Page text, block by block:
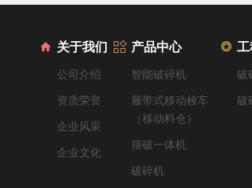
关于我们
公司介绍
资质荣誉
企业风采
企业文化
产品中心
智能破碎机
履带式移动梭车
（移动料仓）
筛破一体机
破碎机
工
破
破